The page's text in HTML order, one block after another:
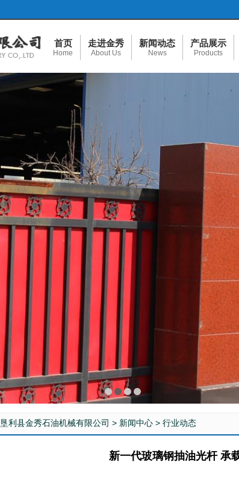
首页
Home
走进金秀
About Us
新闻动态
News
产品展示
Products
垦利县金秀石油机械有限公司 > 新闻中心 > 行业动态
新一代玻璃钢抽油光杆 承